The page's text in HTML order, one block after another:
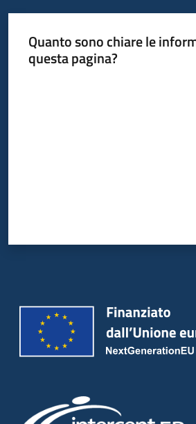
Quanto sono chiare le
questa pagina?